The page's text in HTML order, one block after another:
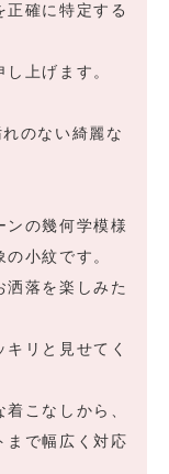
正確に特定する
上げます。
のない綺麗な
ンの幾何学模様
小紋です。
落を楽しみた
リと見せてく
こなしから、
まで幅広く対応